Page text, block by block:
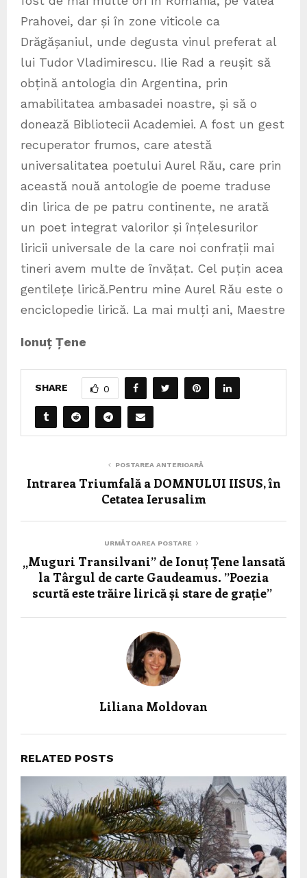
Prahovei, dar și în zone viticole ca
Drăgășaniul, unde degusta vinul preferat al
lui Tudor Vladimirescu. Ilie Rad a reușit să
obțină antologia din Argentina, prin
amabilitatea ambasadei noastre, și să o
donează Bibliotecii Academiei. A fost un gest
recuperator frumos, care atestă
universalitatea poetului Aurel Rău, care prin
această nouă antologie de poeme traduse
din lirica de pe patru continente, ne arată
un poet integrat valorilor și înțelesurilor
liricii universale de la care noi confrații mai
tineri avem multe de învățat. Cel puțin acea
gentilețe lirică.Pentru mine Aurel Rău este o
enciclopedie lirică. La mai mulți ani, Maestre
Ionuț Țene
SHARE 0
POSTAREA ANTERIOARĂ
Intrarea Triumfală a DOMNULUI IISUS, în
Cetatea Ierusalim
URMĂTOAREA POSTARE
„Muguri Transilvani” de Ionuț Țene lansată
la Târgul de carte Gaudeamus. ”Poezia
scurtă este trăire lirică și stare de grație”
Liliana Moldovan
RELATED POSTS